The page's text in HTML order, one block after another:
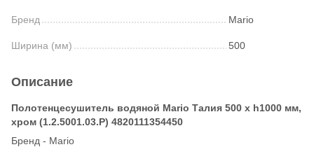
Бренд Mario
Ширина (мм) 500
Описание
Полотенцесушитель водяной Mario Талия 500 х h1000 мм,
хром (1.2.5001.03.Р) 4820111354450
Бренд - Mario